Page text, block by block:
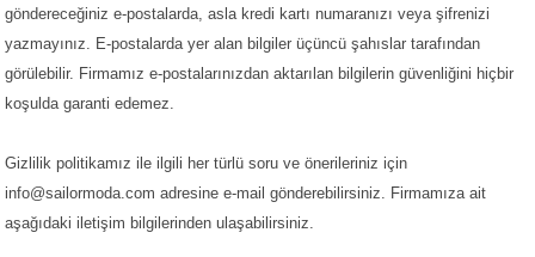
göndereceğiniz e-postalarda, asla kredi kartı numaranızı veya şifrenizi
yazmayınız. E-postalarda yer alan bilgiler üçüncü şahıslar tarafından
görülebilir. Firmamız e-postalarınızdan aktarılan bilgilerin güvenliğini hiçbir
koşulda garanti edemez.
Gizlilik politikamız ile ilgili her türlü soru ve önerileriniz için
info@sailormoda.com adresine e-mail gönderebilirsiniz. Firmamıza ait
aşağıdaki iletişim bilgilerinden ulaşabilirsiniz.